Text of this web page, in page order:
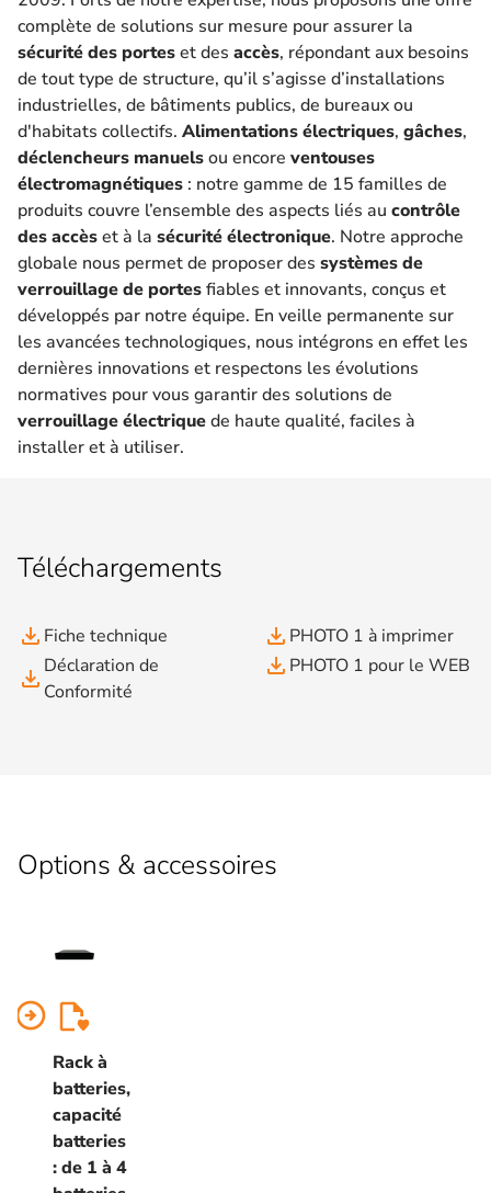
complète de solutions sur mesure pour assurer la
sécurité des porteset des accès, répondant aux besoins
de tout type de structure, qu’il s’agisse d’installations
industrielles, de bâtiments publics, de bureaux ou
d'habitats collectifs. Alimentations électriques, gâches,
déclencheurs manuelsou encore ventouses
électromagnétiques : notre gamme de 15 familles de
produits couvre l’ensemble des aspects liés au contrôle
des accèset à la sécurité électronique. Notre approche
globale nous permet de proposer des systèmes de
verrouillage de portesfiables et innovants, conçus et
développés par notre équipe. En veille permanente sur
les avancées technologiques, nous intégrons en effet les
dernières innovations et respectons les évolutions
normatives pour vous garantir des solutions de
verrouillage électriquede haute qualité, faciles à
installer et à utiliser.
Téléchargements
file_download Fiche technique
file_download Déclaration de
Conformité
file_download PHOTO 1 à imprimer
file_download PHOTO 1 pour le WEB
Options & accessoires
arrow_circle_right
Rack à
batteries,
capacité
batteries
: de 1 à 4